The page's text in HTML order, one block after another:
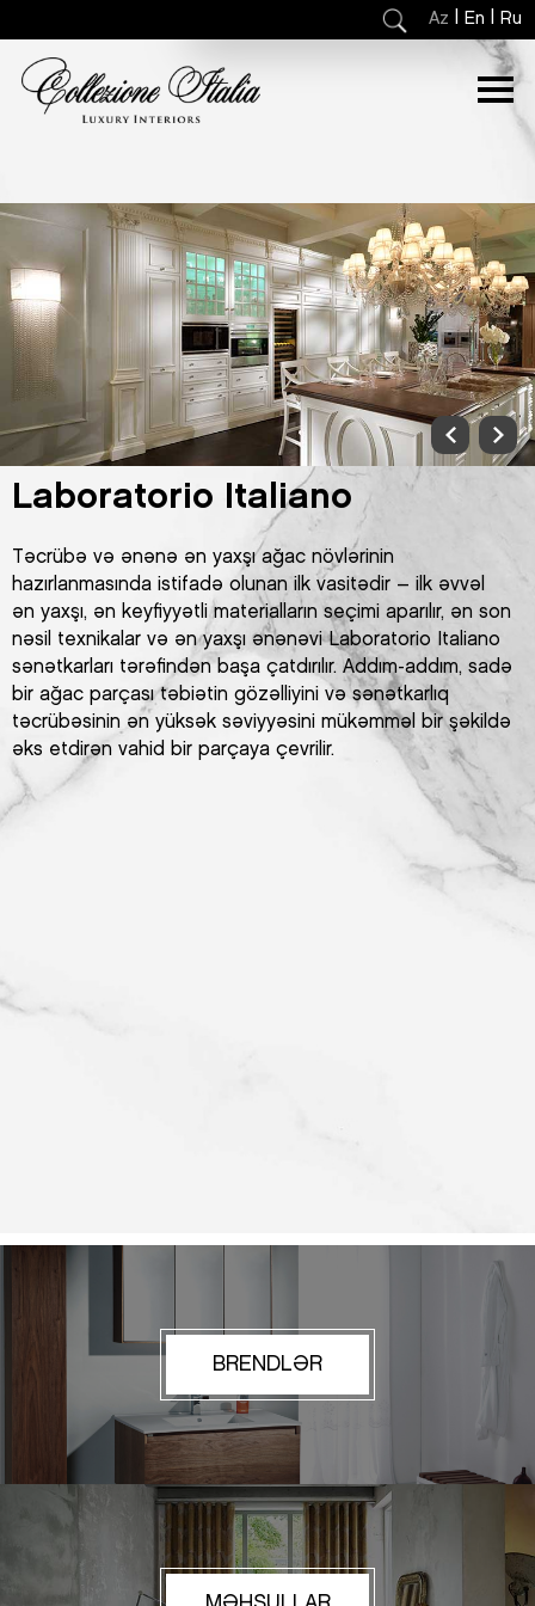
Az En Ru
Laboratorio Italiano
Təcrübə və ənənə ən yaxşı ağac növlərinin
hazırlanmasında istifadə olunan ilk vasitədir – ilk əvvəl
ən yaxşı, ən keyfiyyətli materialların seçimi aparılır, ən son
nəsil texnikalar və ən yaxşı ənənəvi Laboratorio Italiano
sənətkarları tərəfindən başa çatdırılır. Addım-addım, sadə
bir ağac parçası təbiətin gözəlliyini və sənətkarlıq
təcrübəsinin ən yüksək səviyyəsini mükəmməl bir şəkildə
əks etdirən vahid bir parçaya çevrilir.
BRENDLƏR